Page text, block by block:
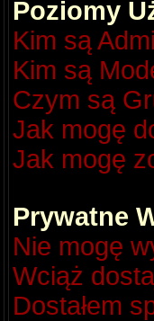
Poziomy
Kim są
Kim są
Czym są
Jak mogę
Jak mogę
Prywatne
Nie mogę
Wciąż
Dostałem